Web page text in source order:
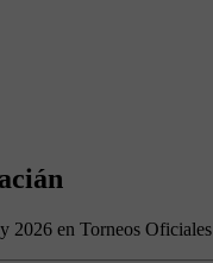
2026 en Torneos Oficiales